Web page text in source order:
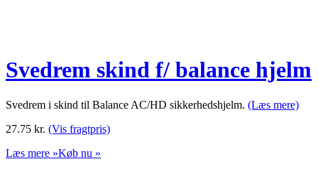
Svedrem skind f/ balance hjelm
Svedrem i skind til Balance AC/HD sikkerhedshjelm. (Læs mere)
27.75 kr. (Vis fragtpris)
Læs mere »Køb nu »